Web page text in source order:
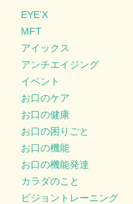
EYE’X
MFT
アイックス
アンチエイジング
イベント
お口のケア
お口の健康
お口の困りごと
お口の機能
お口の機能発達
カラダのこと
ビジョントレーニング